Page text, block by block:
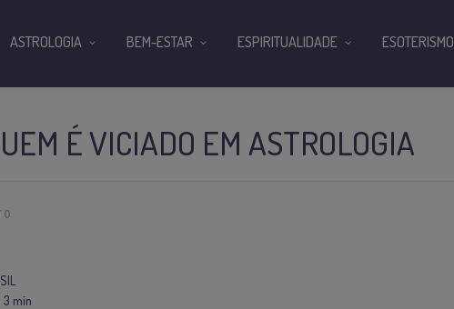
É VICIADO EM ASTROLOGIA
3 min
ASTROLOGIA BEM-ESTAR ESPIRITUALIDADE ESOTERISMO